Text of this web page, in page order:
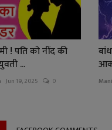
! पति को नींद की
...
Jun 19, 2025 0